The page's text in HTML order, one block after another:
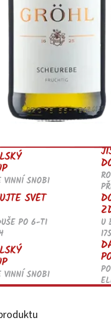
VINNÍ SNOBI
SVĚT
PO 6-TI
U
VINNÍ SNOBI